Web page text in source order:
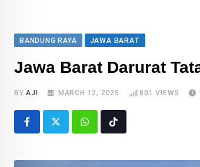
BANDUNG RAYA JAWA BARAT
Jawa Barat Darurat
BYAJI MARCH 12, 2025 801 VIEWS
WhatsappTiktok